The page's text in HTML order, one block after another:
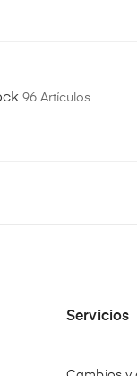
96 Artículos
Servicios